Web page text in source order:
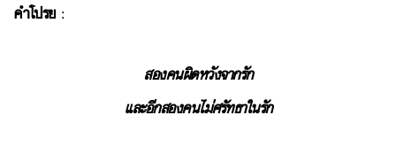
คำโปรย:
สองคนผิดหวังจากรัก
และอีกสองคนไม่ศรัทธาในรัก